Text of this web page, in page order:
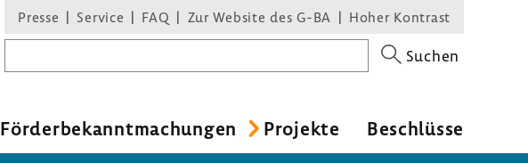
Presse Service FAQ Zur Website des G-BA Hoher Kontrast
Suchen
Förder­be­kannt­ma­chungen Projekte Beschlüsse